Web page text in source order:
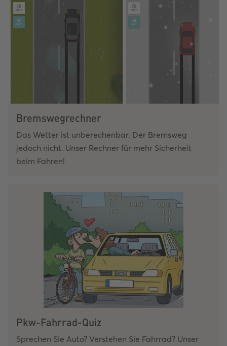
Bremswegrechner
Das Wetter ist unberechenbar. Der Bremsweg
jedoch nicht. Unser Rechner für mehr Sicherheit
beim Fahren!
Pkw-Fahrrad-Quiz
Sprechen Sie Auto? Verstehen Sie Fahrrad? Unser